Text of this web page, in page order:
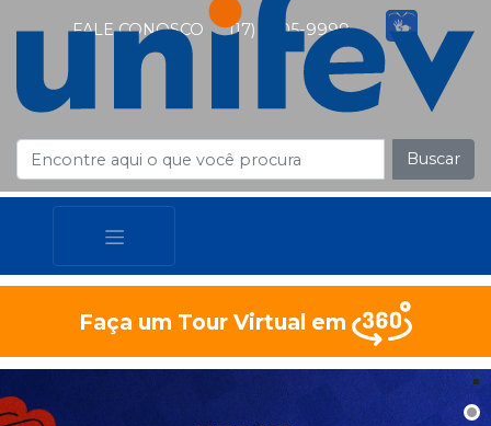
FALE CONOSCO (17) 3405-9999
Buscar
Faça um Tour Virtual em